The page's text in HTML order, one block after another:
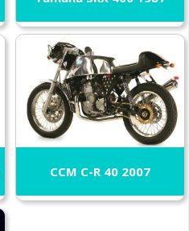
CCM C-R 40 2007